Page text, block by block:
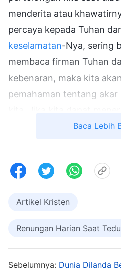
menderita atau
percaya kepada Tuhan
keselamatan-Nya, sering
membaca firman Tuhan
kebenaran, maka kita
pemahaman tentang
melakukan firman Tuhan,
memperoleh kedamaian
Xiaonan, jika kita ingin
sebenarnya penyebab
kita. Ada dua bagian
"Jadi, Iblis menggunakan
Baca Lebih
Artikel Kristen
Renungan Harian Saat
Sebelumnya: Dunia Dilanda